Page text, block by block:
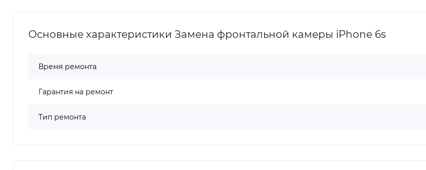
Основные характеристики Замена фронтальной камеры iPhone 6s
Время ремонта
Гарантия на ремонт
Тип ремонта